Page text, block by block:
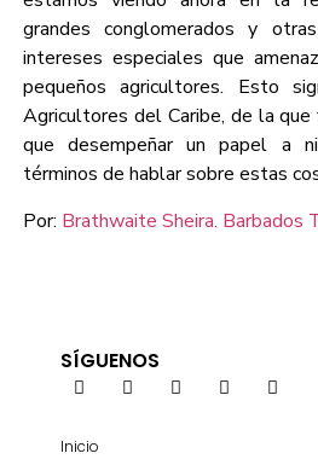
grandes conglomerados y
intereses especiales que
pequeños agricultores. Esto
Agricultores del Caribe, de la
que desempeñar un papel a
términos de hablar sobre estas
Por: Brathwaite Sheira. Barbados
SÍGUENOS
Inicio